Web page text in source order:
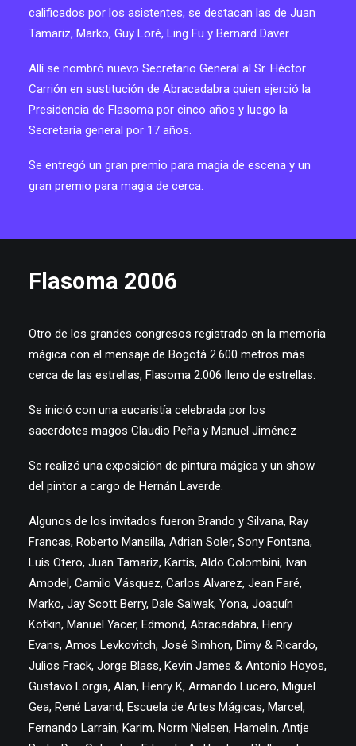
calificados por los asistentes, se destacan las de Juan
Tamariz, Marko, Guy Loré, Ling Fu y Bernard Daver.
Allí se nombró nuevo Secretario General al Sr. Héctor
Carrión en sustitución de Abracadabra quien ejerció la
Presidencia de Flasoma por cinco años y luego la
Secretaría general por 17 años.
Se entregó un gran premio para magia de escena y un
gran premio para magia de cerca.
Flasoma 2006
Otro de los grandes congresos registrado en la memoria
mágica con el mensaje de Bogotá 2.600 metros más
cerca de las estrellas, Flasoma 2.006 lleno de estrellas.
Se inició con una eucaristía celebrada por los
sacerdotes magos Claudio Peña y Manuel Jiménez
Se realizó una exposición de pintura mágica y un show
del pintor a cargo de Hernán Laverde.
Algunos de los invitados fueron Brando y Silvana, Ray
Francas, Roberto Mansilla, Adrian Soler, Sony Fontana,
Luis Otero, Juan Tamariz, Kartis, Aldo Colombini, Ivan
Amodel, Camilo Vásquez, Carlos Alvarez, Jean Faré,
Marko, Jay Scott Berry, Dale Salwak, Yona, Joaquín
Kotkin, Manuel Yacer, Edmond, Abracadabra, Henry
Evans, Amos Levkovitch, José Simhon, Dimy & Ricardo,
Julios Frack, Jorge Blass, Kevin James & Antonio Hoyos,
Gustavo Lorgia, Alan, Henry K, Armando Lucero, Miguel
Gea, René Lavand, Escuela de Artes Mágicas, Marcel,
Fernando Larrain, Karim, Norm Nielsen, Hamelin, Antje